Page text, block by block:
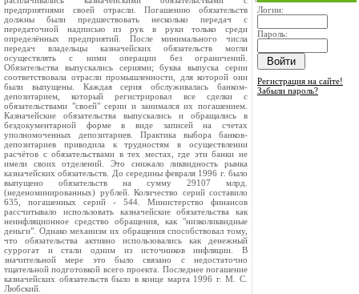
предприятиями своей отрасли. Погашению обязательств
должны были предшествовать несколько передач с
передаточной надписью из рук в руки только среди
определённых предприятий. После минимального числа
передач владельцы казначейских обязательств могли
осуществлять с ними операции без ограничений.
Обязательства выпускались сериями; буква выпуска серии
соответствовала отрасли промышленности, для которой они
были выпущены. Каждая серия обслуживалась банком-
депозитарием, который регистрировал все сделки с
обязательствами "своей" серии и занимался их погашением.
Казначейские обязательства выпускались и обращались в
бездокументарной форме в виде записей на счетах
уполномоченных депозитариев. Практика выбора банков-
депозитариев приводила к трудностям в осуществлении
расчётов с обязательствами в тех местах, где эти банки не
имели своих отделений. Это снижало ликвидность рынка
казначейских обязательств. До середины февраля 1996 г. было
выпущено обязательств на сумму 29107 млрд.
(неденоминированных) рублей. Количество серий составило
635, погашенных серий - 544. Министерство финансов
рассчитывало использовать казначейские обязательства как
неинфляционное средство обращения, как "низколиквидные
деньги". Однако механизм их обращения способствовал тому,
что обязательства активно использовались как денежный
суррогат и стали одним из источников инфляции. В
значительной мере это было связано с недостаточно
тщательной подготовкой всего проекта. Последнее погашение
казначейских обязательств было в конце марта 1996 г. М. С.
Любский.
Логин:
Пароль:
Регистрация на сайте!
Забыли пароль?